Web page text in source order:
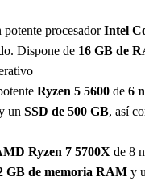
procesadorIntel
Dispone de 16 GB de
Ryzen 5 5600 de 6
un SSD de 500 GB, así
Ryzen 7 5700X de 8
GB de memoria RAM y